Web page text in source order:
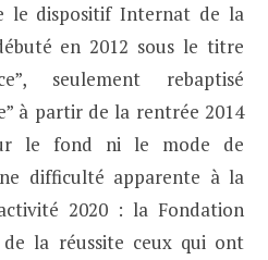
le dispositif Internat de la
en 2012 sous le titre
seulement rebaptisé
à partir de la rentrée 2014
le fond ni le mode de
difficulté apparente à la
2020 : la Fondation
la réussite ceux qui ont